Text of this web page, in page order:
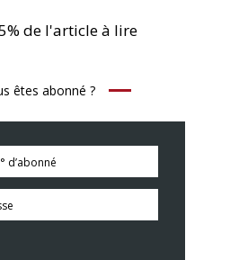
de l'article à lire
êtes abonné ?